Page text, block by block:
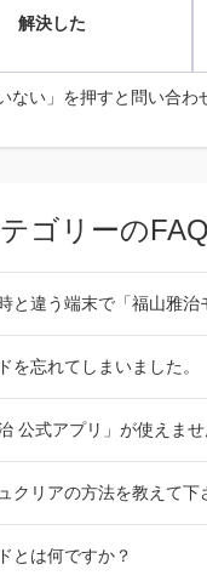
解決した
ない」を押すと問い合わ
ゴリーのFAQ
と違う端末で「福山雅
を忘れてしまいました。
公式アプリ」が使えませ
クリアの方法を教えて下
とは何ですか？